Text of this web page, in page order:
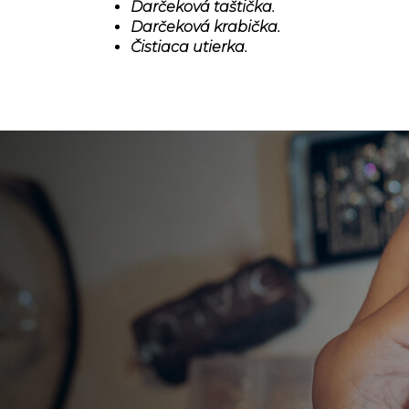
Darčeková taštička.
Darčeková krabička.
Čistiaca utierka.